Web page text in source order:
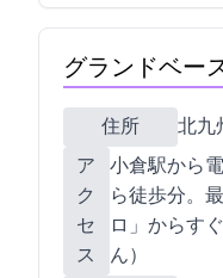
グランドベー
住所
北九
ア
ク
セ
ス
JR小倉駅か
ら徒歩6分。
ロ」からす
ん）